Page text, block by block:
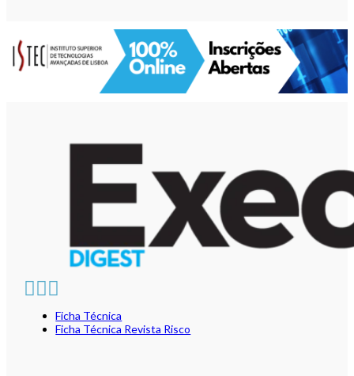
Ficha Técnica
Ficha Técnica Revista Risco